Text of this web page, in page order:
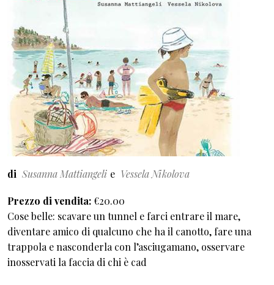
di Susanna Mattiangeli Vessela Nikolova
Prezzo di vendita €20.00
Cose belle: scavare un tunnel e farci entrare il mare,
diventare amico di qualcuno che ha il canotto, fare una
trappola e nasconderla con l’asciugamano, osservare
inosservati la faccia di chi è cad